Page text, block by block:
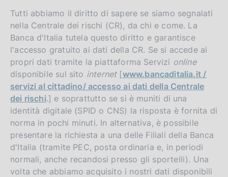
Tutti abbiamo il diritto di sapere se siamo segnalati
nella Centrale dei rischi (CR), da chi e come. La
Banca d'Italia tutela questo diritto e garantisce
l'accesso gratuito ai dati della CR. Se si accede ai
propri dati tramite la piattaforma Servizi online
disponibile sul sito internet[www.bancaditalia.it /
servizi al cittadino/ accesso ai dati della Centrale
dei rischi.] e soprattutto se si è muniti di una
identità digitale (SPID o CNS) la risposta è fornita di
norma in pochi minuti. In alternativa, è possibile
presentare la richiesta a una delle Filiali della Banca
d'Italia (tramite PEC, posta ordinaria e, in periodi
normali, anche recandosi presso gli sportelli). Una
volta che abbiamo acquisito i nostri dati disponibili